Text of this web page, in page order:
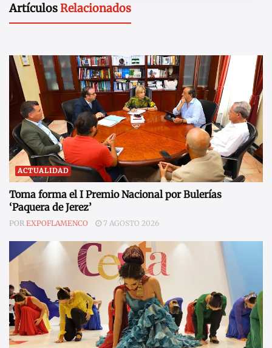
ArtículosRelacionados
ACTUALIDAD
Toma forma el I Premio Nacional por Bulerías
‘Paquera de Jerez’
POR EXPOFLAMENCO 7 AGOSTO 2026